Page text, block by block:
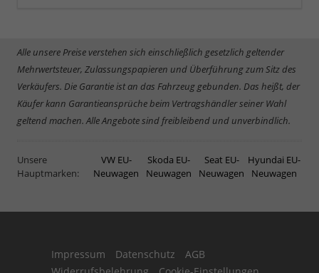
Alle unsere Preise verstehen sich einschließlich gesetzlich geltender
Mehrwertsteuer, Zulassungspapieren und Überführung zum Sitz des
Verkäufers. Die Garantie ist an das Fahrzeug gebunden. Das heißt, der
Käufer kann Garantieansprüche beim Vertragshändler seiner Wahl
geltend machen. Alle Angebote sind freibleibend und unverbindlich.
Unsere
Hauptmarken:
VW EU-
Neuwagen
Skoda EU-
Neuwagen
Seat EU-
Neuwagen
Hyundai EU-
Neuwagen
Impressum Datenschutz
AGB